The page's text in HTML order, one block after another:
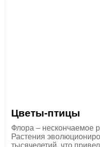
Цветы-птицы
Флора – нескончаемое
Растения
тысячелетий, что